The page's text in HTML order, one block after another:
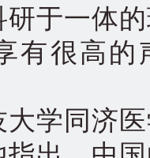
于一体
有很高
同济医